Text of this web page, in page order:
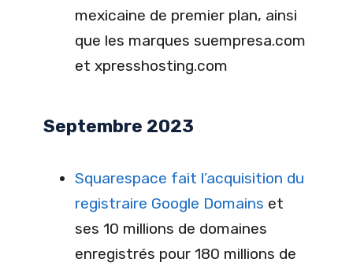
mexicaine de premier plan, ainsi
que les marques suempresa.com
et xpresshosting.com
Septembre 2023
Squarespace fait l’acquisition du
registraire Google Domains et
ses 10 millions de domaines
enregistrés pour 180 millions de